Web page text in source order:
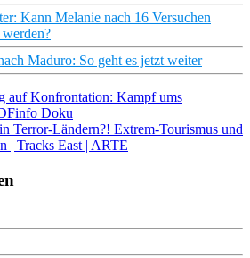
Kann Melanie nach 16 Versuchen
Maduro: So geht es jetzt weiter
auf Konfrontation: Kampf ums
Doku
Terror-Ländern?! Extrem-Tourismus und
| Tracks East | ARTE